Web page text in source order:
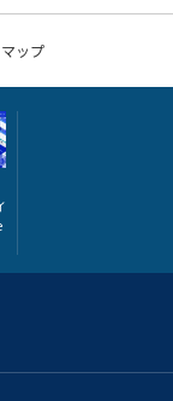
ップ